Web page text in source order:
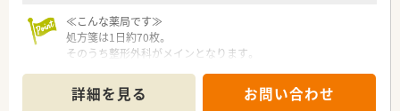
≪こんな薬局です≫
処方箋は1日約70枚。
そのうち整形外科がメインとなります。
務されています。
在宅療養指導もあります。
詳細を見る お問い合わせ